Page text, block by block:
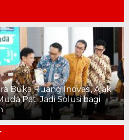
Buka Ruang Inovasi, Ajak
Pati Jadi Solusi bagi